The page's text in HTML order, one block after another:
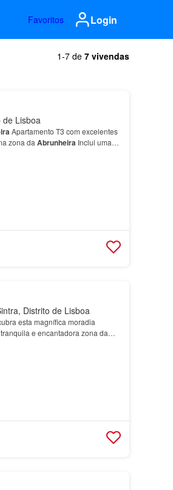
Favoritos Login
1-7 de 7 vivendas
Lisboa
Apartamento T3 com excelentes
zona da Abrunheira Inclui uma
segura…
Distrito de Lisboa
esta magnífica moradia
e encantadora zona da